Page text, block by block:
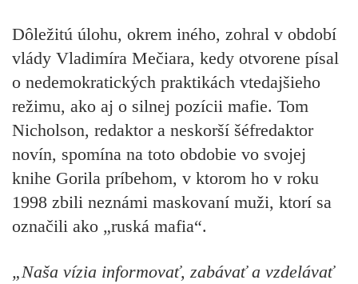
Dôležitú úlohu, okrem iného, zohral v období
vlády Vladimíra Mečiara, kedy otvorene písal
o nedemokratických praktikách vtedajšieho
režimu, ako aj o silnej pozícii mafie. Tom
Nicholson, redaktor a neskorší šéfredaktor
novín, spomína na toto obdobie vo svojej
knihe Gorila príbehom, v ktorom ho v roku
1998 zbili neznámi maskovaní muži, ktorí sa
označili ako „ruská mafia“.
„Naša vízia informovať, zabávať a vzdelávať